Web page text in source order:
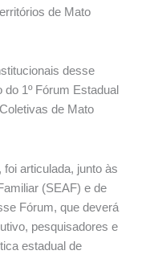
de Mato
desse
1º Fórum Estadual
de Mato
articulada, junto às
(SEAF) e de
Fórum, que deverá
pesquisadores e
estadual de